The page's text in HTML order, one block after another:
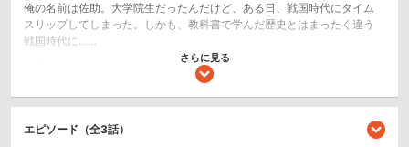
俺の名前は佐助。大学院生だったんだけど、ある日、戦国時代にタイム
スリップしてしまった。しかも、教科書で学んだ歴史とはまったく違う
戦国時代に……
さらに見る
エピソード（全3話）